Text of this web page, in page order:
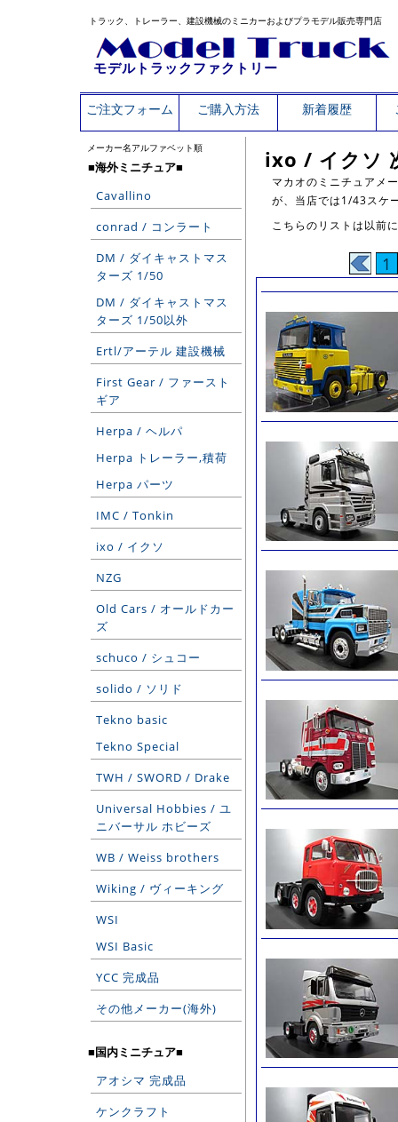
トラック、トレーラー、建設機械のミニカーおよびプラモデル販売専門店
モデルトラックファクトリー
ご注文フォーム ご購入方法 新着履歴
メーカー名アルファベット順
■海外ミニチュア■
Cavallino
conrad / コンラート
DM / ダイキャストマス
ターズ 1/50
DM / ダイキャストマス
ターズ 1/50以外
Ertl/アーテル 建設機械
First Gear / ファースト
ギア
Herpa / ヘルパ
Herpa トレーラー,積荷
Herpa パーツ
IMC / Tonkin
ixo / イクソ
NZG
Old Cars / オールドカー
ズ
schuco / シュコー
solido / ソリド
Tekno basic
Tekno Special
TWH / SWORD / Drake
Universal Hobbies / ユ
ニバーサル ホビーズ
WB / Weiss brothers
Wiking / ヴィーキング
WSI
WSI Basic
YCC 完成品
その他メーカー(海外)
■国内ミニチュア■
アオシマ 完成品
ケンクラフト
ixo / イクソ
マカオのミニチュアメ
が、当店では1/43スケ
こちらのリストは以前
1